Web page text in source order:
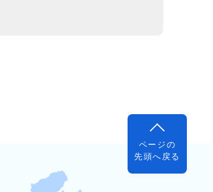
ページの
先頭へ戻る